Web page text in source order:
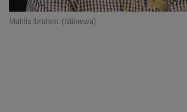
Muhlis Ibrahim. (Istimewa)